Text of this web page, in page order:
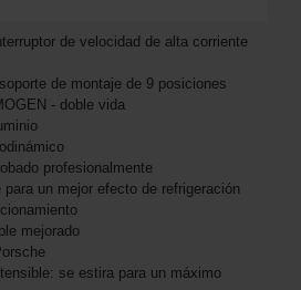
de velocidad de alta corriente
de montaje de 9 posiciones
- doble vida
profesionalmente
un mejor efecto de refrigeración
mejorado
se estira para un máximo